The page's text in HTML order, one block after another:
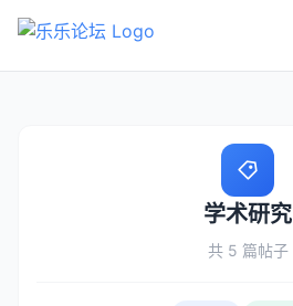
学术研究
共 5 篇帖子